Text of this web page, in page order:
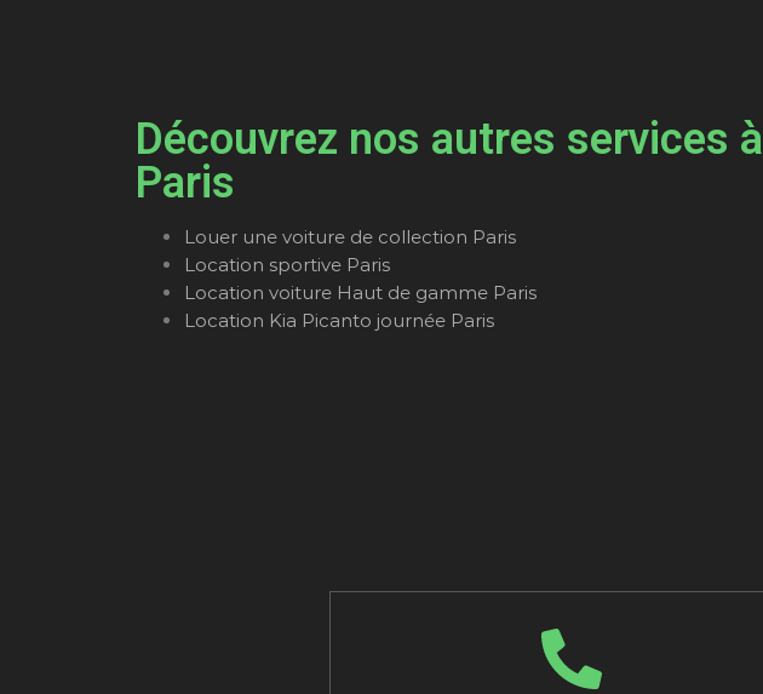
Découvrez nos autres services à
Paris
Louer une voiture de collection Paris
Location sportive Paris
Location voiture Haut de gamme Paris
Location Kia Picanto journée Paris